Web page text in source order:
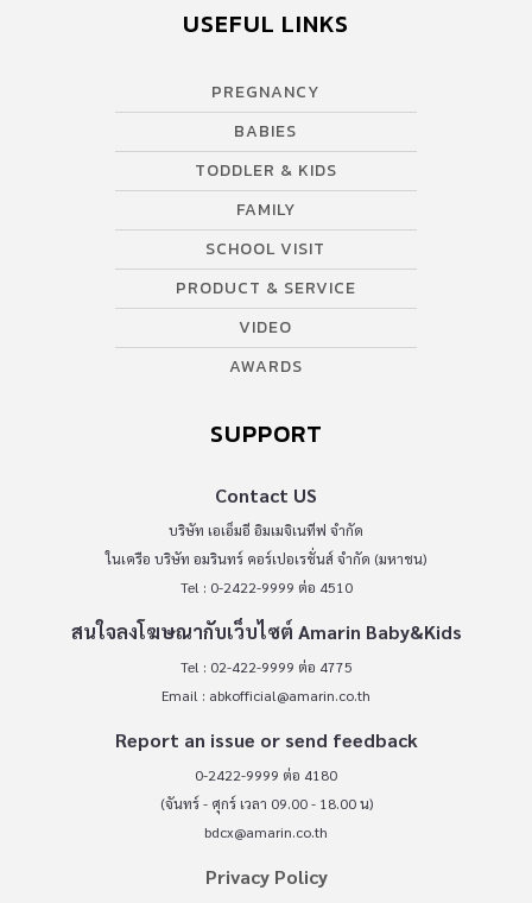
USEFUL LINKS
PREGNANCY
BABIES
TODDLER & KIDS
FAMILY
SCHOOL VISIT
PRODUCT & SERVICE
VIDEO
AWARDS
SUPPORT
Contact US
บริษัท เอเอ็มอี อิมเมจิเนทีฟ จำกัด
ในเครือ บริษัท อมรินทร์ คอร์เปอเรชั่นส์ จำกัด (มหาชน)
Tel : 0-2422-9999 ต่อ 4510
สนใจลงโฆษณากับเว็บไซต์ Amarin Baby&Kids
Tel : 02-422-9999 ต่อ 4775
Email : abkofficial@amarin.co.th
Report an issue or send feedback
0-2422-9999 ต่อ 4180
(จันทร์ - ศุกร์ เวลา 09.00 - 18.00 น)
bdcx@amarin.co.th
Privacy Policy